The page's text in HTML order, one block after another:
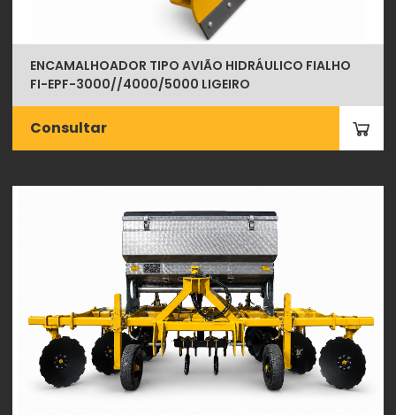
ENCAMALHOADOR TIPO AVIÃO HIDRÁULICO FIALHO
FI-EPF-3000//4000/5000 LIGEIRO
Consultar